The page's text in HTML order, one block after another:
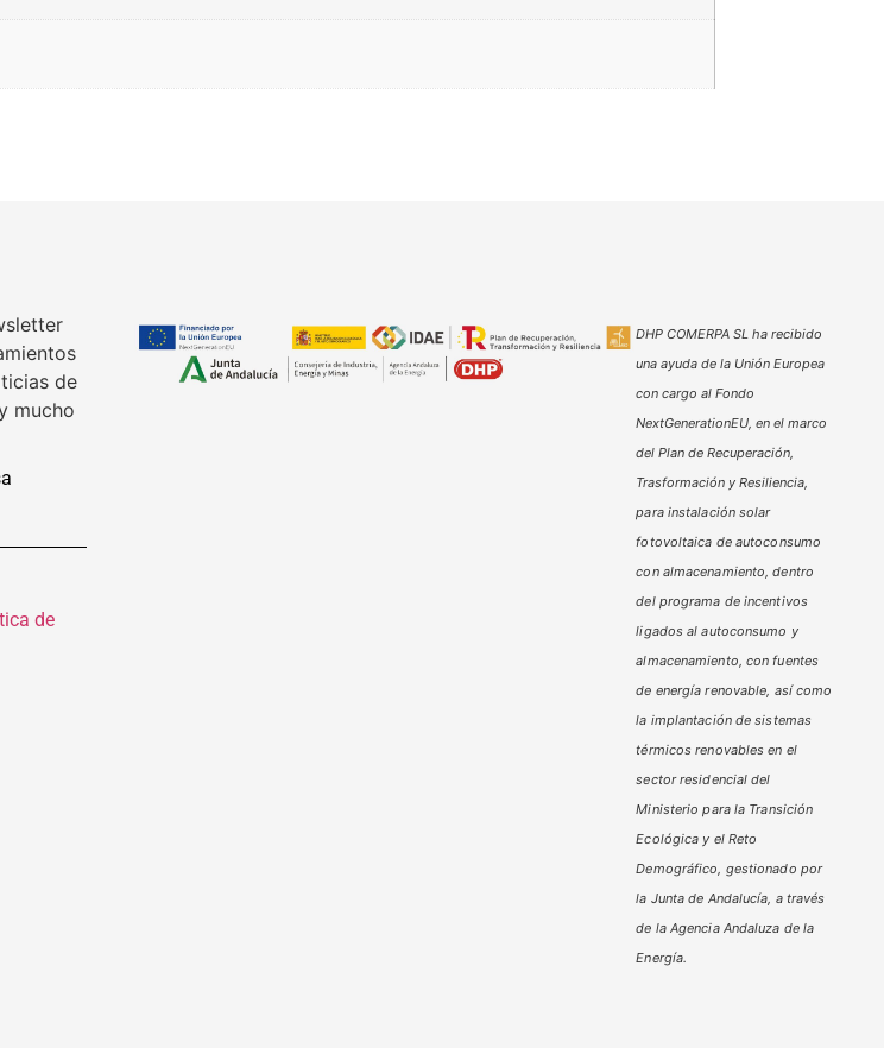
de
mucho
de
DHP COMERPA SL ha recibido
una ayuda de la Unión Europea
con cargo al Fondo
NextGenerationEU, en el marco
del Plan de Recuperación,
Trasformación y Resiliencia,
para instalación solar
fotovoltaica de autoconsumo
con almacenamiento, dentro
del programa de incentivos
ligados al autoconsumo y
almacenamiento, con fuentes
de energía renovable, así como
la implantación de sistemas
térmicos renovables en el
sector residencial del
Ministerio para la Transición
Ecológica y el Reto
Demográfico, gestionado por
la Junta de Andalucía, a través
de la Agencia Andaluza de la
Energía.